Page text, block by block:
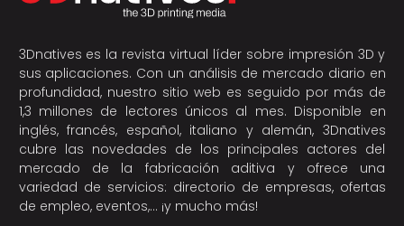
3Dnatives es la revista virtual líder sobre impresión 3D y
sus aplicaciones. Con un análisis de mercado diario en
profundidad, nuestro sitio web es seguido por más de
1,3 millones de lectores únicos al mes. Disponible en
inglés, francés, español, italiano y alemán, 3Dnatives
cubre las novedades de los principales actores del
mercado de la fabricación aditiva y ofrece una
variedad de servicios: directorio de empresas, ofertas
de empleo, eventos,… ¡y mucho más!